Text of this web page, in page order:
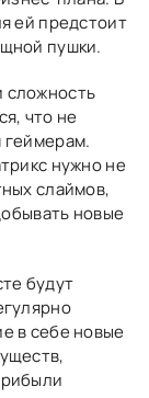
ей предстоит
пушки.
что не
геймерам.
нужно не
слаймов,
новые
будут
в себе новые